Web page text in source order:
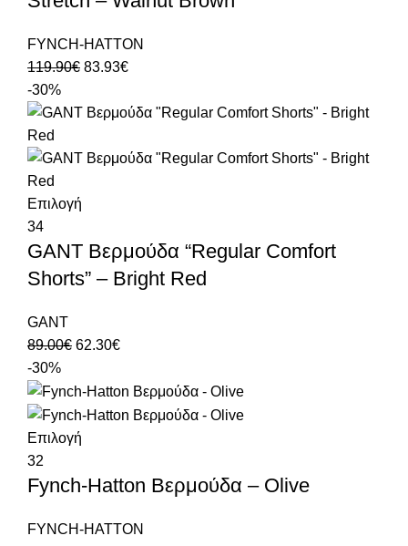
FYNCH-HATTON
119.90€ 83.93€
-30%
Επιλογή
34
GANT Βερμούδα “Regular Comfort
Shorts” – Bright Red
GANT
89.00€ 62.30€
-30%
Επιλογή
32
Fynch-Hatton Βερμούδα – Olive
FYNCH-HATTON